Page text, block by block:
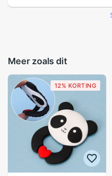
Meer zoals dit
12% KORTING